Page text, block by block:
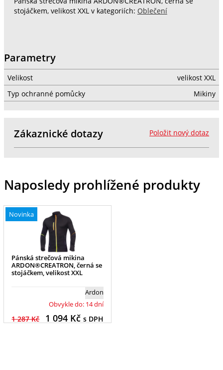
stojáčkem, velikost XXL v kategoriích: Oblečení
Parametry
Velikost
velikost XXL
Typ ochranné pomůcky
Mikiny
Položit nový dotaz
Zákaznické dotazy
Naposledy prohlížené produkty
Novinka
Pánská strečová mikina
ARDON®CREATRON, černá se
stojáčkem, velikost XXL
Ardon
Obvykle do: 14 dní
1 287 Kč 1 094Kč s DPH